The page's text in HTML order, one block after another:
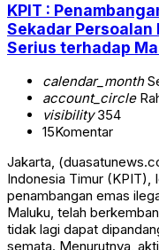
KPIT :
Sekadar Persoalan
Serius terhadap
calendar_month
account_circle
visibility354
15Komentar
Jakarta,
Indonesia Timur (KPIT),
penambangan emas
Maluku, telah
tidak lagi dapat
semata. Menurutnya,